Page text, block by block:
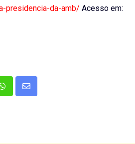
presidencia-da-amb/ Acesso em:
WhatsappShare